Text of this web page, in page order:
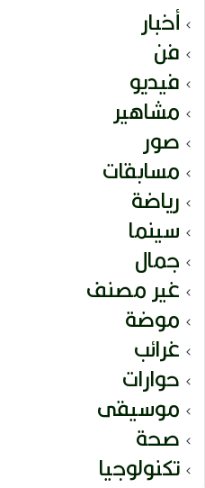
أخبار
فن
فيديو
مشاهير
صور
مسابقات
رياضة
سينما
جمال
غير مصنف
موضة
غرائب
حوارات
موسيقى
صحة
تكنولوجيا